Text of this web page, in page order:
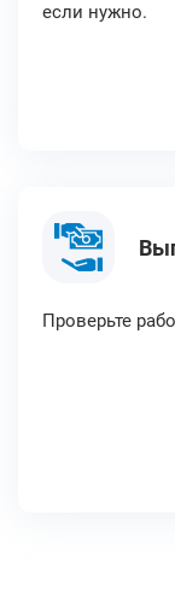
если нужно.
Проверьте